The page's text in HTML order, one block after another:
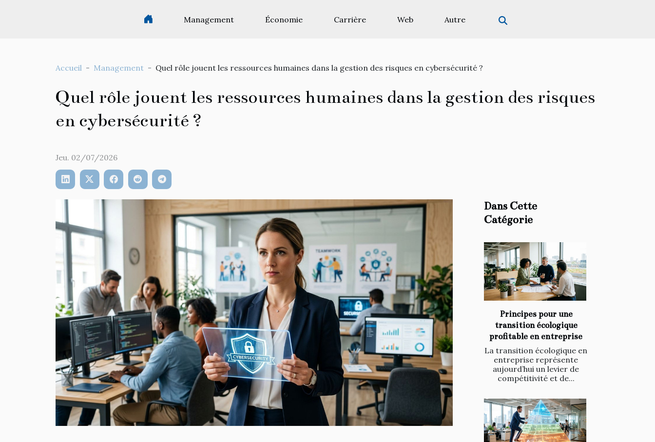
Management Économie Carrière Web Autre
Accueil Management Quel rôle jouent les ressources humaines dans la gestion des risques en cybersécurité ?
Quel rôle jouent les ressources humaines dans la gestion des risques
en cybersécurité ?
Jeu. 02/07/2026
Dans Cette
Catégorie
Principes pour une
transition écologique
profitable en entreprise
La transition écologique en
entreprise représente
aujourd’hui un levier de
compétitivité et de...